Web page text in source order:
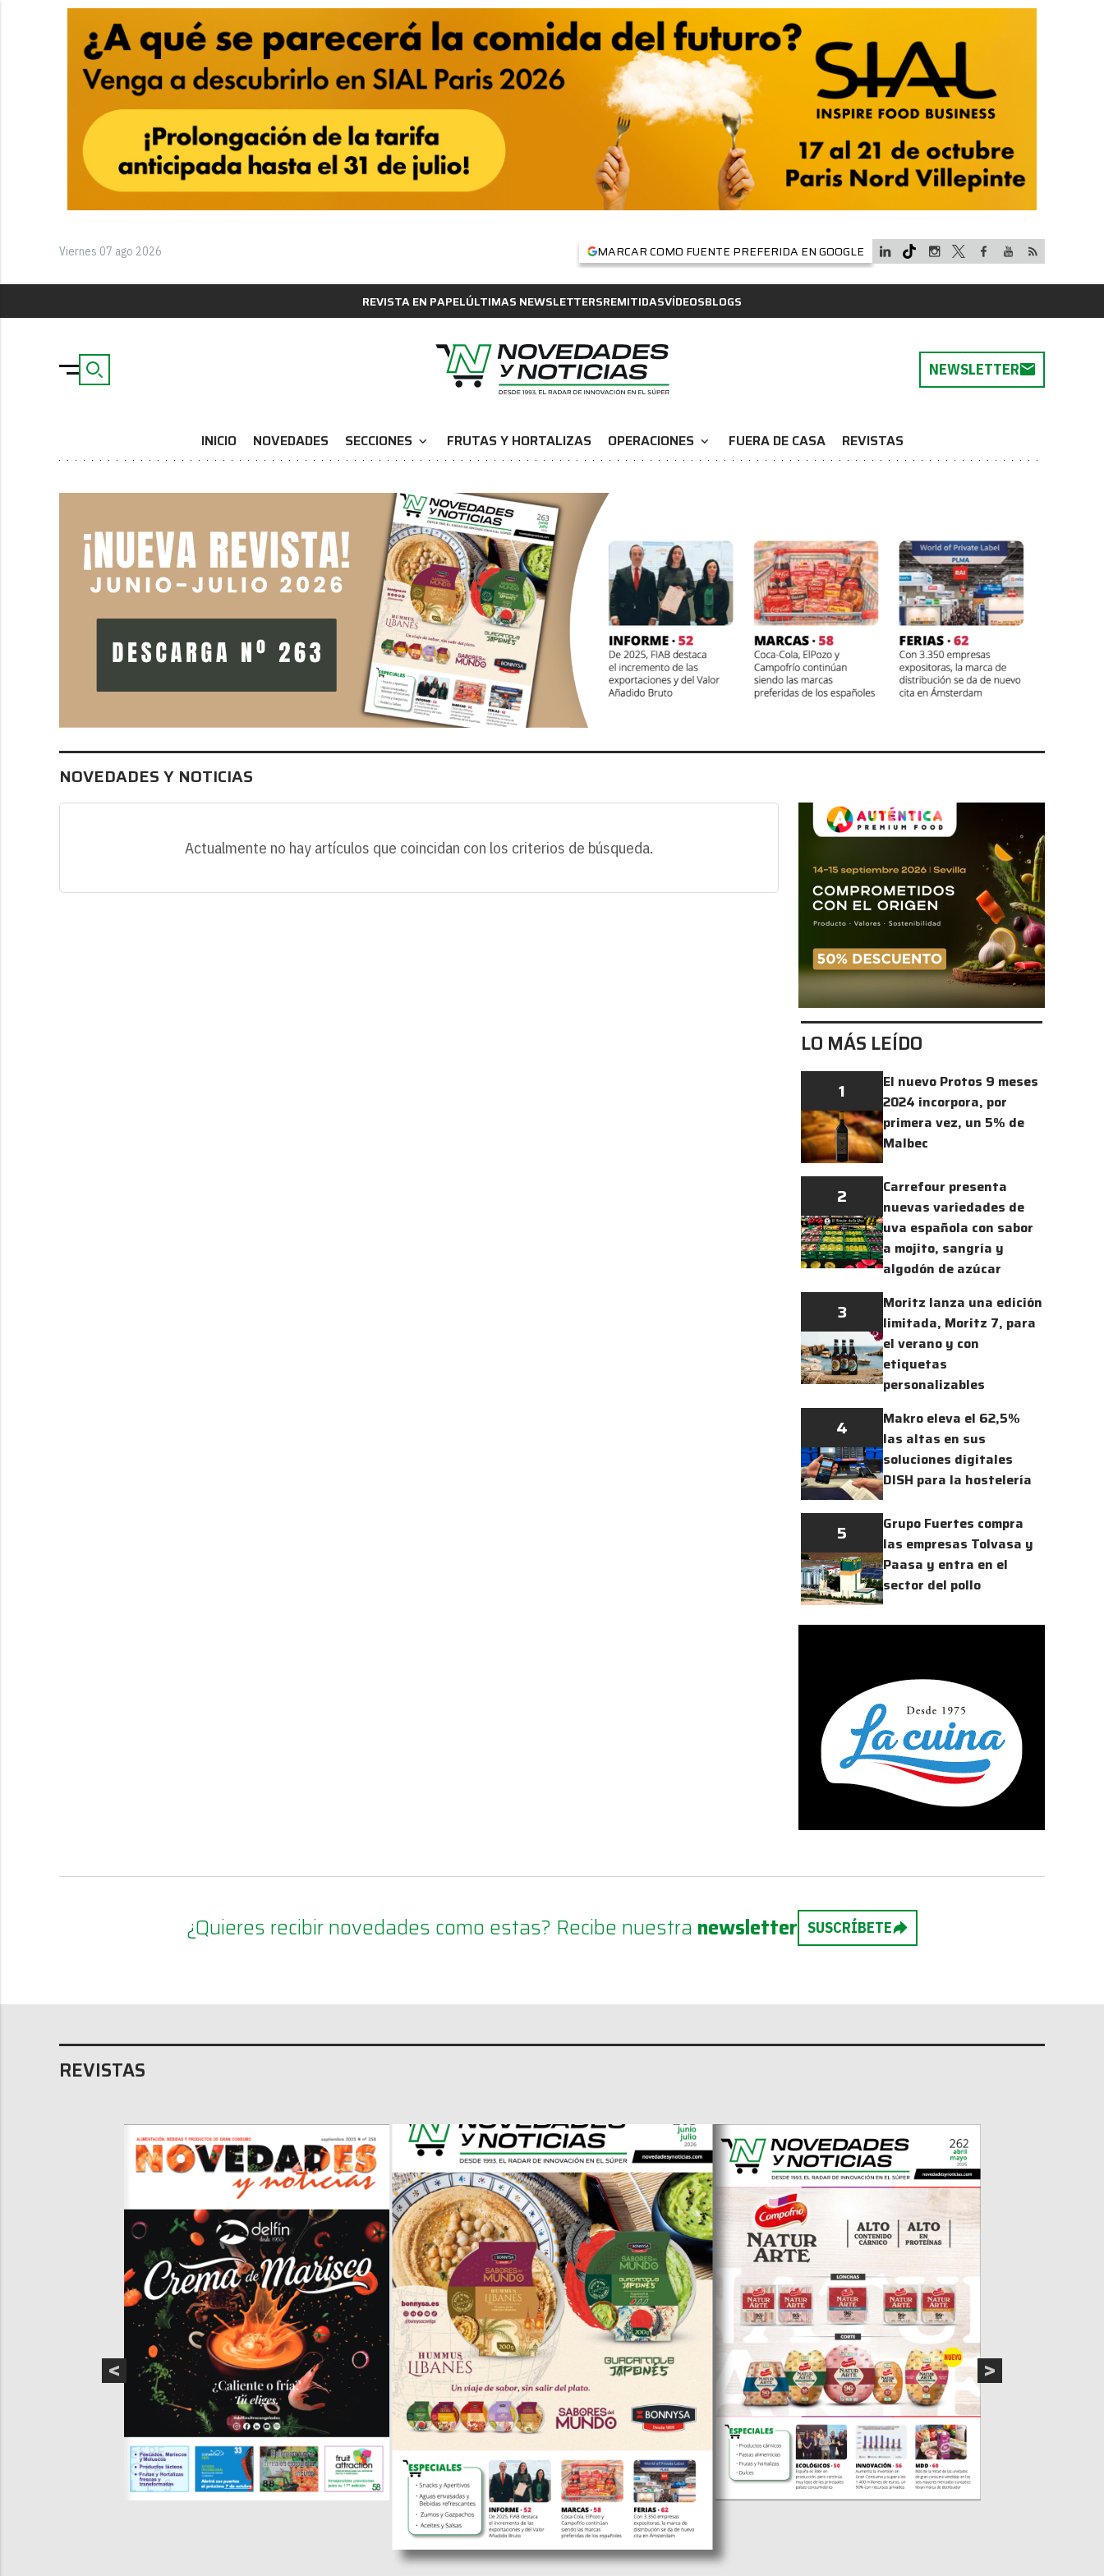
Viernes 07 ago 2026 MARCAR COMO FUENTE PREFERIDA EN GOOGLE
REVISTA EN PAPELÚLTIMAS NEWSLETTERSREMITIDASVÍDEOSBLOGS
NEWSLETTER
INICIO NOVEDADES SECCIONES expand_more FRUTAS Y HORTALIZAS OPERACIONES expand_more FUERA DE CASA REVISTAS
NOVEDADES Y NOTICIAS
Actualmente no hay artículos que coincidan con los criterios de búsqueda.
LO MÁS LEÍDO
1
El nuevo Protos 9 meses
2024 incorpora, por
primera vez, un 5% de
Malbec
2
Carrefour presenta
nuevas variedades de
uva española con sabor
a mojito, sangría y
algodón de azúcar
3
Moritz lanza una edición
limitada, Moritz 7, para
el verano y con
etiquetas
personalizables
4
Makro eleva el 62,5%
las altas en sus
soluciones digitales
DISH para la hostelería
5
Grupo Fuertes compra
las empresas Tolvasa y
Paasa y entra en el
sector del pollo
¿Quieres recibir novedades como estas? Recibe nuestra newsletter SUSCRÍBETE
REVISTAS